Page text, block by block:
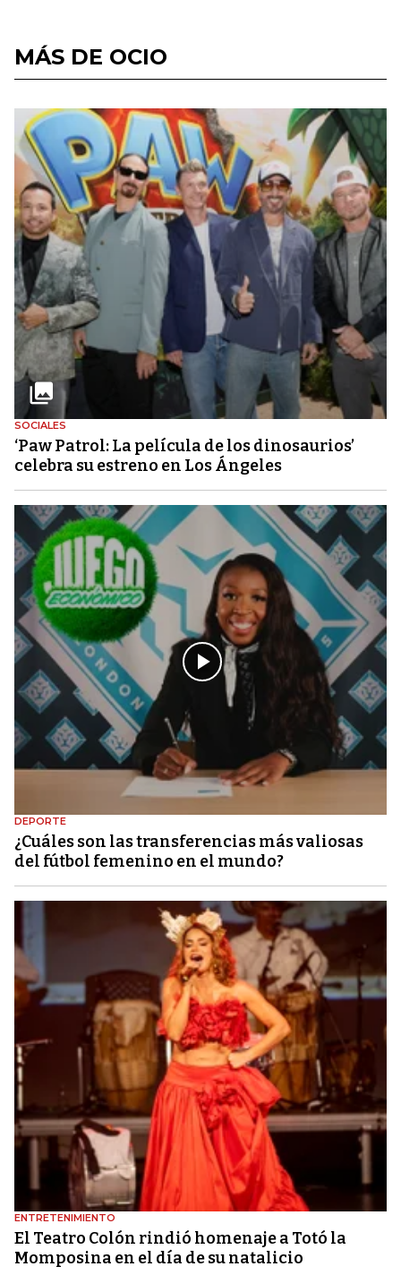
MÁS DE OCIO
SOCIALES
‘Paw Patrol: La película de los dinosaurios’
celebra su estreno en Los Ángeles
DEPORTE
¿Cuáles son las transferencias más valiosas
del fútbol femenino en el mundo?
ENTRETENIMIENTO
El Teatro Colón rindió homenaje a Totó la
Momposina en el día de su natalicio